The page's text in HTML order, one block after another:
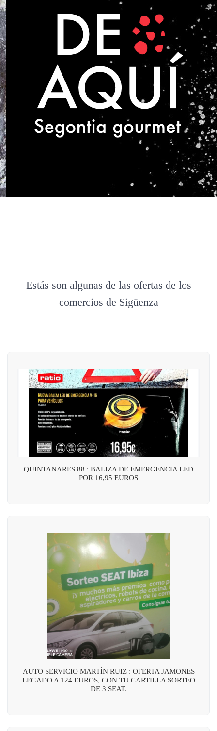
Estás son algunas de las ofertas de los
comercios de Sigüenza
QUINTANARES 88 : BALIZA DE EMERGENCIA LED
POR 16,95 EUROS
AUTO SERVICIO MARTÍN RUIZ : OFERTA JAMONES
LEGADO A 124 EUROS, CON TU CARTILLA SORTEO
DE 3 SEAT.